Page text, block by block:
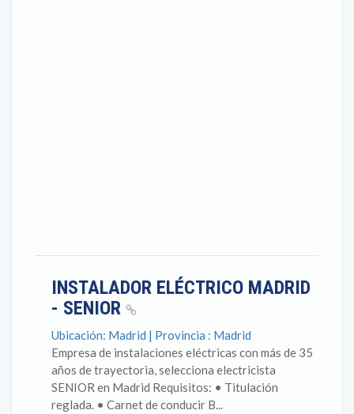
INSTALADOR ELÉCTRICO MADRID
- SENIOR
Ubicación: Madrid | Provincia : Madrid
Empresa de instalaciones eléctricas con más de 35
años de trayectoria, selecciona electricista
SENIOR en Madrid Requisitos: • Titulación
reglada. • Carnet de conducir B...